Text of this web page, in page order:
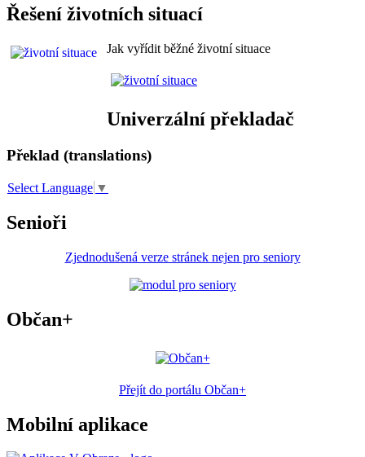
Řešení životních situací
Jak vyřídit běžné životní situace
Univerzální překladač
Překlad (translations)
Select Language ▼
Senioři
Zjednodušená verze stránek nejen pro seniory
Občan+
Přejít do portálu Občan+
Mobilní aplikace